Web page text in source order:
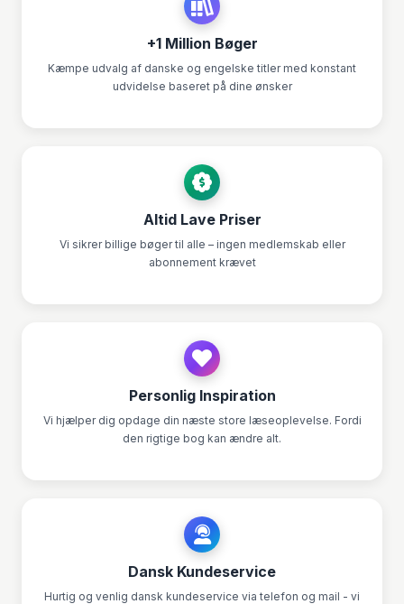
+1 Million Bøger
Kæmpe udvalg af danske og engelske titler med konstant
udvidelse baseret på dine ønsker
Altid Lave Priser
Vi sikrer billige bøger til alle – ingen medlemskab eller
abonnement krævet
Personlig Inspiration
Vi hjælper dig opdage din næste store læseoplevelse. Fordi
den rigtige bog kan ændre alt.
Dansk Kundeservice
Hurtig og venlig dansk kundeservice via telefon og mail - vi